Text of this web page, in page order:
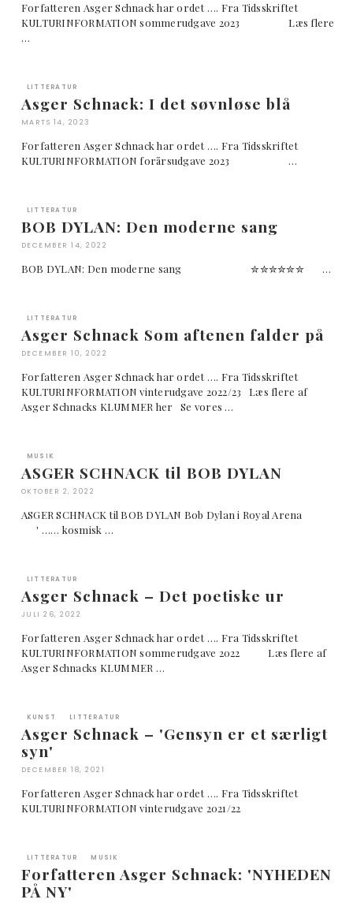
Forfatteren Asger Schnack har ordet …. Fra Tidsskriftet
KULTURINFORMATION sommerudgave 2023 Læs flere
…
LITTERATUR
Asger Schnack: I det søvnløse blå
MARTS 14, 2023
Forfatteren Asger Schnack har ordet …. Fra Tidsskriftet
KULTURINFORMATION forårsudgave 2023 …
LITTERATUR
BOB DYLAN: Den moderne sang
DECEMBER 14, 2022
BOB DYLAN: Den moderne sang ✮✮✮✮✮✮ …
LITTERATUR
Asger Schnack Som aftenen falder på
DECEMBER 10, 2022
Forfatteren Asger Schnack har ordet …. Fra Tidsskriftet
KULTURINFORMATION vinterudgave 2022/23 Læs flere af
Asger Schnacks KLUMMER her Se vores …
MUSIK
ASGER SCHNACK til BOB DYLAN
OKTOBER 2, 2022
ASGER SCHNACK til BOB DYLAN Bob Dylan i Royal Arena
' …… kosmisk …
LITTERATUR
Asger Schnack – Det poetiske ur
JULI 26, 2022
Forfatteren Asger Schnack har ordet …. Fra Tidsskriftet
KULTURINFORMATION sommerudgave 2022 Læs flere af
Asger Schnacks KLUMMER …
KUNST LITTERATUR
Asger Schnack – 'Gensyn er et særligt
syn'
DECEMBER 18, 2021
Forfatteren Asger Schnack har ordet …. Fra Tidsskriftet
KULTURINFORMATION vinterudgave 2021/22
LITTERATUR MUSIK
Forfatteren Asger Schnack: 'NYHEDEN
PÅ NY'